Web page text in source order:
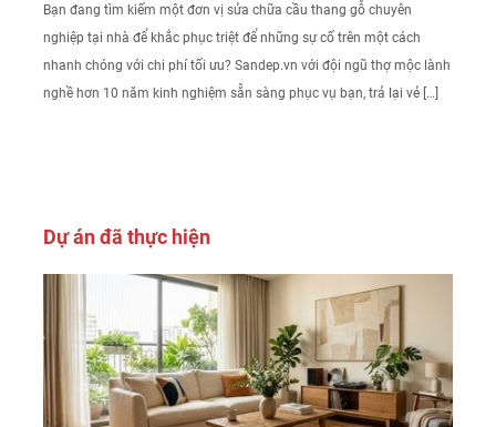
Bạn đang tìm kiếm một đơn vị sửa chữa cầu thang gỗ chuyên
nghiệp tại nhà để khắc phục triệt để những sự cố trên một cách
nhanh chóng với chi phí tối ưu? Sandep.vn với đội ngũ thợ mộc lành
nghề hơn 10 năm kinh nghiệm sẵn sàng phục vụ bạn, trả lại vẻ […]
Dự án đã thực hiện